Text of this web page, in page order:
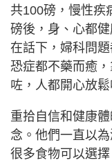
共100磅，慢性疾
磅後，身、心都
在話下，婦科問
恐症都不藥而癒
咗，人都開心放鬆
重拾自信和健康
念。他們一直以
很多食物可以選